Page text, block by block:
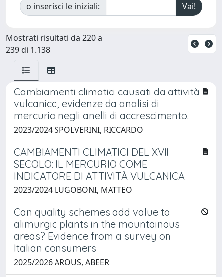
o inserisci le iniziali:
Mostrati risultati da 220 a
239 di 1.138
Cambiamenti climatici causati da attività
vulcanica, evidenze da analisi di
mercurio negli anelli di accrescimento.
2023/2024 SPOLVERINI, RICCARDO
CAMBIAMENTI CLIMATICI DEL XVII
SECOLO: IL MERCURIO COME
INDICATORE DI ATTIVITÀ VULCANICA
2023/2024 LUGOBONI, MATTEO
Can quality schemes add value to
alimurgic plants in the mountainous
areas? Evidence from a survey on
Italian consumers
2025/2026 AROUS, ABEER